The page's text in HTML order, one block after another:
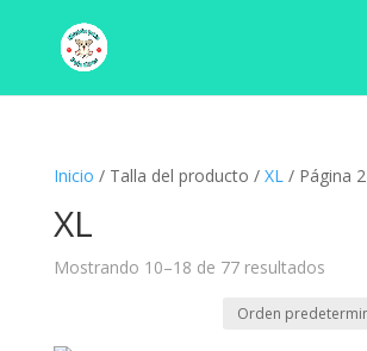
Inicio / Talla del producto / XL/ Página 2
XL
Mostrando 10–18 de 77 resultados